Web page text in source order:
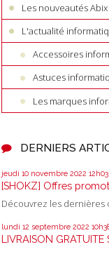
Les nouveautés Abix
L'actualité
Accessoires
Astuces
Les marques
DERNIERS
jeudi 10 novembre 2022 12h03
[SHOKZ] Offres
Découvrez les dernières
lundi 12 septembre 2022
LIVRAISON GRATUITE